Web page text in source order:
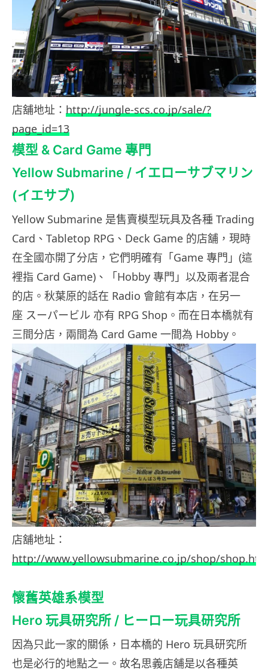
店舖地址： http://jungle-scs.co.jp/sale/?
page_id=13
模型 & Card Game 專門
Yellow Submarine / イエローサブマリン
(イエサブ)
Yellow Submarine 是售賣模型玩具及各種 Trading
Card、Tabletop RPG、Deck Game 的店舖，現時
在全國亦開了分店，它們明確有「Game 專門」(這
裡指 Card Game)、「Hobby 專門」以及兩者混合
的店。秋葉原的話在 Radio 會館有本店，在另一
座 スーパービル 亦有 RPG Shop。而在日本橋就有
三間分店，兩間為 Card Game 一間為 Hobby。
店舖地址：
http://www.yellowsubmarine.co.jp/shop/
懷舊英雄系模型
Hero 玩具研究所 / ヒーロー玩具研究所
因為只此一家的關係，日本橋的 Hero 玩具研究所
也是必行的地點之一。故名思義店舖是以各種英